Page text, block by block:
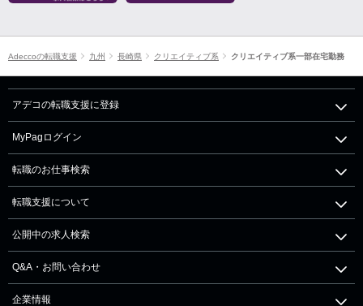
Adeccoの転職支援 九州 長崎県 クリエイティブ系 クリエイティブ系一部在宅勤務
アデコの転職支援に登録
MyPagログイン
転職のお仕事検索
転職支援について
公開中の求人検索
Q&A・お問い合わせ
企業情報